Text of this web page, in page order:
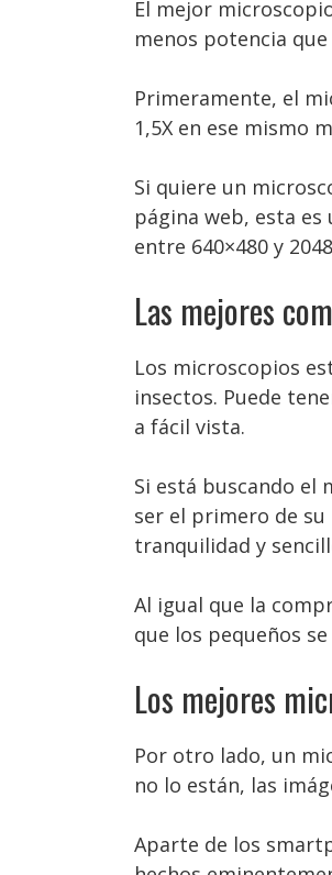
El mejor
menos potencia
Primeramente, el
1,5X en ese mismo
Si quiere un
página web, esta
entre 640×480 y
Las mejores
Los microscopios
insectos. Puede
a fácil vista.
Si está buscando
ser el primero de su
tranquilidad y
Al igual que la
que los pequeños
Los mejores
Por otro lado, un
no lo están, las
Aparte de los